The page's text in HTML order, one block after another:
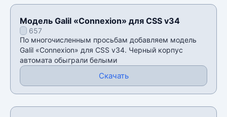
Модель Galil «Connexion» для CSS v34
657
По многочисленным просьбам добавляем модель
Galil «Connexion» для CSS v34. Черный корпус
автомата обыграли белыми
Скачать